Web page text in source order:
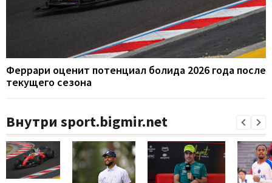
Феррари оценит потенциал болида 2026 года после
текущего сезона
Внутри sport.bigmir.net